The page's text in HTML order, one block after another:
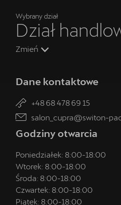
Wybrany dział
Dział
Zmień
Dane kontaktowe
+48 68 478 69 15
salon_cupra@switon-
Godziny otwarcia
Poniedziałek: 8:00-18:00
Wtorek: 8:00-18:00
Środa: 8:00-18:00
Czwartek: 8:00-18:00
Piątek: 8:00-18:00